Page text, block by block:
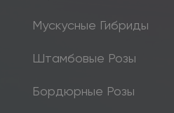
Мускусные Гибриды
Штамбовые Розы
Бордюрные Розы